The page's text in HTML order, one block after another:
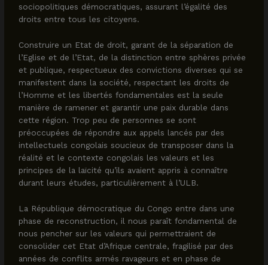
sociopolitiques démocratiques, assurant l’égalité des
droits entre tous les citoyens.
Construire un Etat de droit, garant de la séparation de
l’Eglise et de l’Etat, de la distinction entre sphères privée
et publique, respectueux des convictions diverses qui se
manifestent dans la société, respectant les droits de
l’Homme et les libertés fondamentales est la seule
manière de ramener et garantir une paix durable dans
cette région. Trop peu de personnes se sont
préoccupées de répondre aux appels lancés par des
intellectuels congolais soucieux de transposer dans la
réalité et le contexte congolais les valeurs et les
principes de la laïcité qu’ils avaient appris à connaître
durant leurs études, particulièrement à l’ULB.
La République démocratique du Congo entre dans une
phase de reconstruction, il nous paraît fondamental de
nous pencher sur les valeurs qui permettraient de
consolider cet Etat d’Afrique centrale, fragilisé par des
années de conflits armés ravageurs et en phase de